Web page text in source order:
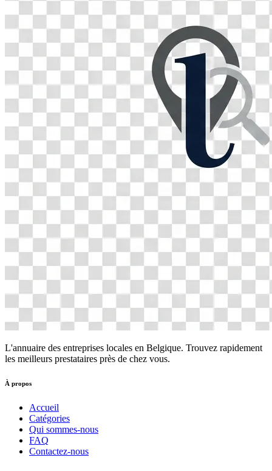
L'annuaire des entreprises locales en Belgique. Trouvez rapidement
les meilleurs prestataires près de chez vous.
À propos
Accueil
Catégories
Qui sommes-nous
FAQ
Contactez-nous